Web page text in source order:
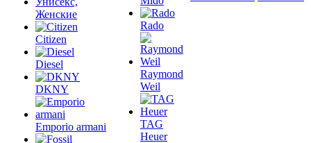
Женские
Citizen
Diesel
DKNY
Emporio armani
Rado
Raymond
Weil
TAG
Heuer